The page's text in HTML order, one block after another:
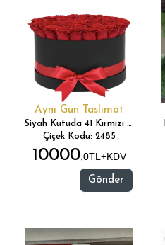
Aynı Gün Taslimat
Siyah Kutuda 41 Kırmızı Gül
Çiçek Kodu: 2485
10000,0TL+KDV
Gönder